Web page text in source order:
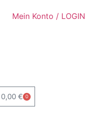
Mein Konto / LOGIN
0,00 € 0